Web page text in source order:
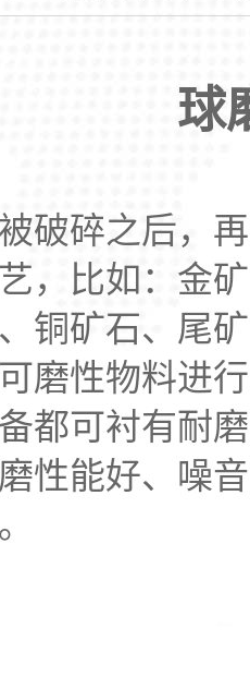
球
破碎之后，
，比如：金
铜矿石、尾
磨性物料进
都可衬有耐
性能好、噪